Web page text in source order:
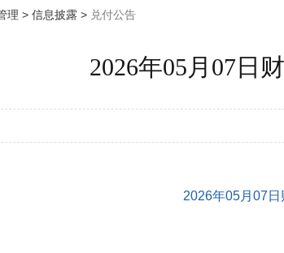
理 > 信息披露 > 兑付公告
2026年05月07日
2026年05月07